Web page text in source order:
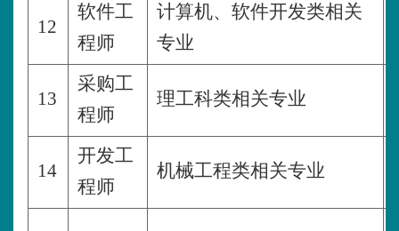
12
软件工
程师
计算机、软件开发类相关
专业
13
采购工
程师
理工科类相关专业
14
开发工
程师
机械工程类相关专业